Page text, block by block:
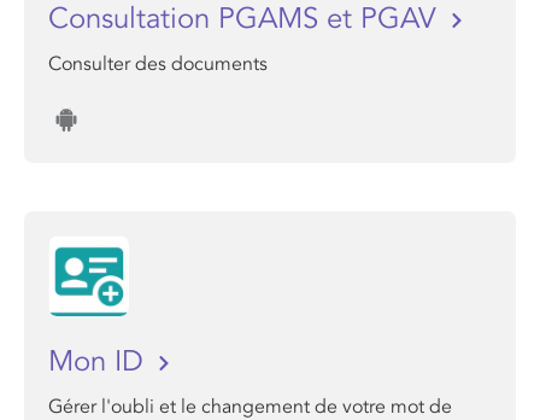
Consultation PGAMS et PGAV
Consulter des documents
Mon ID
Gérer l'oubli et le changement de votre mot de